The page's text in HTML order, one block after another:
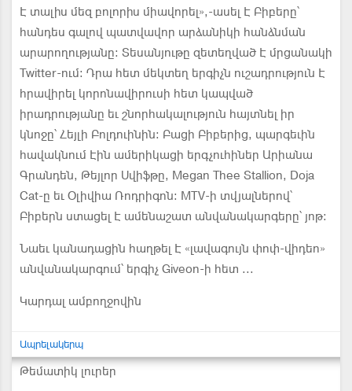
Է տալիս մեզ բոլորիս միավորել»,-ասել Է Բիբերը՝
հանդես գալով պատվավոր արձանիկի հանձնման
արարողությանը: Տեսանյութը զետեղված Է մրցանակի
Twitter-ում: Դրա հետ մեկտեղ երգիչն ուշադրություն Է
հրավիրել կորոնավիրուսի հետ կապված
իրադրությանը եւ շնորհակալություն հայտնել իր
կնոջը՝ Հեյլի Բոլդուինին: Բացի Բիբերից, պարգեւին
հավակնում Էին ամերիկացի երգչուհիներ Արիանա
Գրանդեն, Թեյլոր Սվիֆթը, Megan Thee Stallion, Doja
Cat-ը եւ Օլիվիա Ռոդրիգոն: MTV-ի տվյալներով՝
Բիբերն ստացել Է ամենաշատ անվանակարգերը՝ յոթ:
Նաեւ կանադացին հաղթել Է «լավագույն փոփ-վիդեո»
անվանակարգում՝ երգիչ Giveon-ի հետ ...
Կարդալ ամբողջովին
Ապրելակերպ
Թեմատիկ լուրեր